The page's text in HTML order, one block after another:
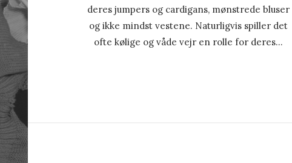
deres jumpers og cardigans, mønstrede bluser
og ikke mindst vestene. Naturligvis spiller det
ofte kølige og våde vejr en rolle for deres…